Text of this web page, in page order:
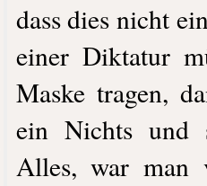
dass dies nicht
einer Diktatur
Maske tragen,
ein Nichts und
Alles, war man